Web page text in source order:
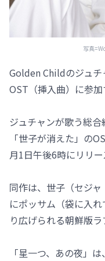
写真
Golden Childのジュ
OST（挿入曲）に参加
ジュチャンが歌う総
「世子が消えた」の
月1日午後6時にリリー
同作は、世子（セジ
にポッサム（袋に入
り広げられる朝鮮版ラ
「星一つ、あの夜」